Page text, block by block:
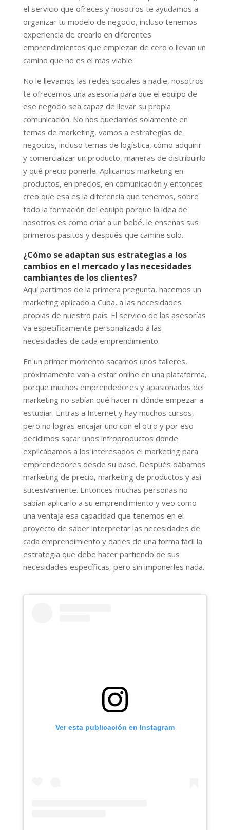
el servicio que ofreces y nosotros te ayudamos a
organizar tu modelo de negocio, incluso tenemos
experiencia de crearlo en diferentes
emprendimientos que empiezan de cero o llevan un
camino que no es el más viable.
No le llevamos las redes sociales a nadie, nosotros
te ofrecemos una asesoría para que el equipo de
ese negocio sea capaz de llevar su propia
comunicación. No nos quedamos solamente en
temas de marketing, vamos a estrategias de
negocios, incluso temas de logística, cómo adquirir
y comercializar un producto, maneras de distribuirlo
y qué precio ponerle. Aplicamos marketing en
productos, en precios, en comunicación y entonces
creo que esa es la diferencia que tenemos, sobre
todo la formación del equipo porque la idea de
nosotros es como criar a un bebé, le enseñas sus
primeros pasitos y después que camine solo.
¿Cómo se adaptan sus estrategias a los
cambios en el mercado y las necesidades
cambiantes de los clientes?
Aquí partimos de la primera pregunta, hacemos un
marketing aplicado a Cuba, a las necesidades
propias de nuestro país. El servicio de las asesorías
va específicamente personalizado a las
necesidades de cada emprendimiento.
En un primer momento sacamos unos talleres,
próximamente van a estar online en una plataforma,
porque muchos emprendedores y apasionados del
marketing no sabían qué hacer ni dónde empezar a
estudiar. Entras a Internet y hay muchos cursos,
pero no logras encajar uno con el otro y por eso
decidimos sacar unos infroproductos donde
explicábamos a los interesados el marketing para
emprendedores desde su base. Después dábamos
marketing de precio, marketing de productos y así
sucesivamente. Entonces muchas personas no
sabían aplicarlo a su emprendimiento y veo como
una ventaja esa capacidad que tenemos en el
proyecto de saber interpretar las necesidades de
cada emprendimiento y darles de una forma fácil la
estrategia que debe hacer partiendo de sus
necesidades específicas, pero sin imponerles nada.
Ver esta publicación en Instagram